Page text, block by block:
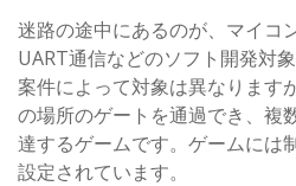
迷路の途中にあるのが、マイコ
UART通信などのソフト開発対
案件によって対象は異なります
の場所のゲートを通過でき、複
達するゲームです。ゲームには
設定されています。